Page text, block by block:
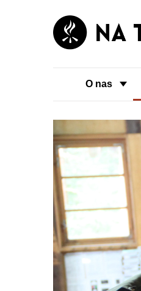
O nas